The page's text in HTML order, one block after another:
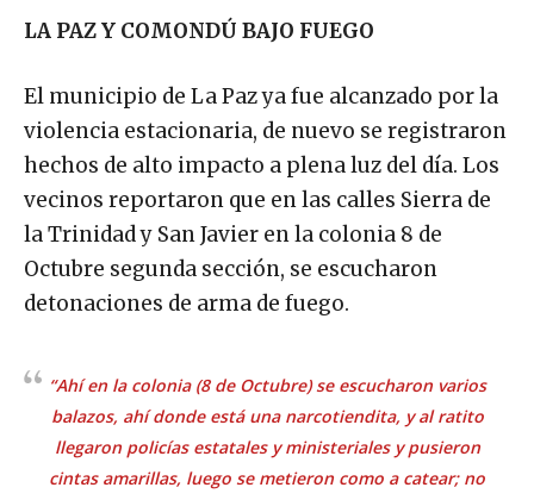
LA PAZ Y COMONDÚ BAJO FUEGO
El municipio de La Paz ya fue alcanzado por la
violencia estacionaria, de nuevo se registraron
hechos de alto impacto a plena luz del día. Los
vecinos reportaron que en las calles Sierra de
la Trinidad y San Javier en la colonia 8 de
Octubre segunda sección, se escucharon
detonaciones de arma de fuego.
“Ahí en la colonia (8 de Octubre) se escucharon varios
balazos, ahí donde está una narcotiendita, y al ratito
llegaron policías estatales y ministeriales y pusieron
cintas amarillas, luego se metieron como a catear; no